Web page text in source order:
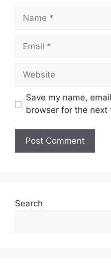
Name
Email
Website
Save my name,
browser for the next
Search